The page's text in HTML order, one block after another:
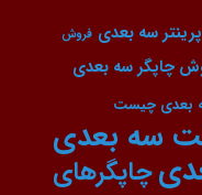
سه بعدی فروش
چاپگر سه بعدی
بعدی چیست
سه بعدی
چاپگرهای